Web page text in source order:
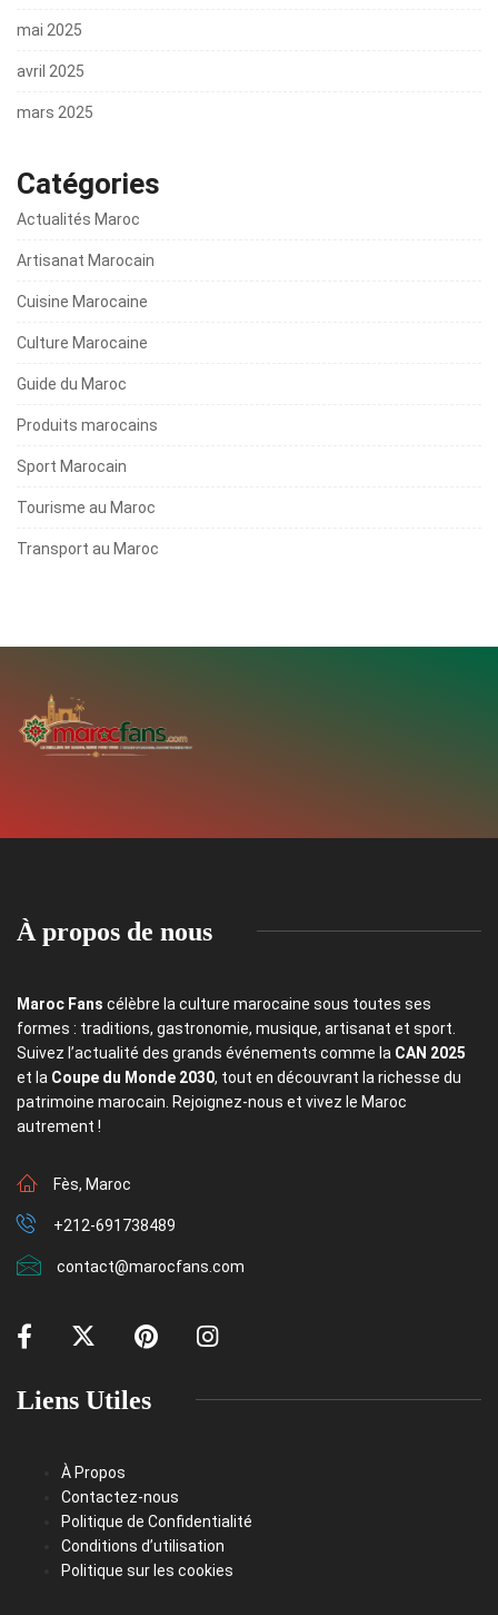
mai 2025
avril 2025
mars 2025
Catégories
Actualités Maroc
Artisanat Marocain
Cuisine Marocaine
Culture Marocaine
Guide du Maroc
Produits marocains
Sport Marocain
Tourisme au Maroc
Transport au Maroc
À propos de nous
Maroc Fans célèbre la culture marocaine sous toutes ses
formes : traditions, gastronomie, musique, artisanat et sport.
Suivez l’actualité des grands événements comme la CAN 2025
et la Coupe du Monde 2030, tout en découvrant la richesse du
patrimoine marocain. Rejoignez-nous et vivez le Maroc
autrement !
Fès, Maroc
+212-691738489
contact@marocfans.com
Liens Utiles
À Propos
Contactez-nous
Politique de Confidentialité
Conditions d’utilisation
Politique sur les cookies